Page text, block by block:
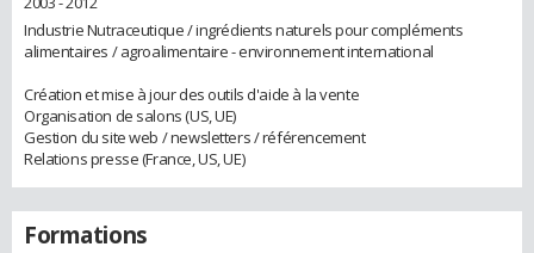
Industrie Nutraceutique / ingrédients naturels pour compléments
alimentaires / agroalimentaire - environnement international
Création et mise à jour des outils d'aide à la vente
Organisation de salons (US, UE)
Gestion du site web / newsletters / référencement
Relations presse (France, US, UE)
Formations